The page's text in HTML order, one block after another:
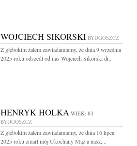
WOJCIECH SIKORSKI BYDGOSZCZ
Z głębokim żalem zawiadamiamy, że dnia 9 września
2025 roku odszedł od nas Wojciech Sikorski dr...
HENRYK HOLKA WIEK: 83
BYDGOSZCZ
Z głębokim żalem zawiadamiamy, że dnia 16 lipca
2025 roku zmarł mój Ukochany Mąż a nasz,...